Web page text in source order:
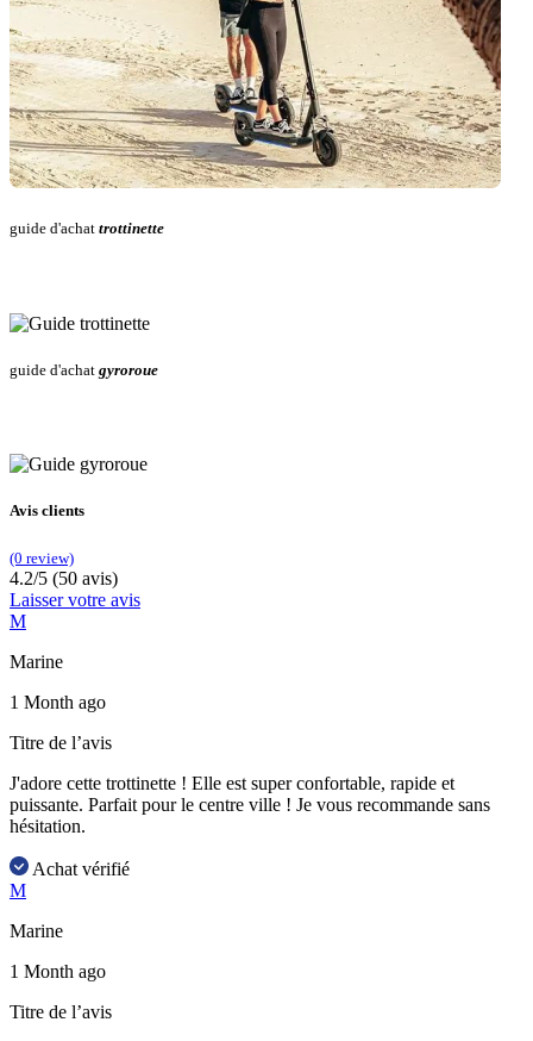
guide d'achat trottinette
guide d'achat gyroroue
Avis clients
(0 review)
4.2/5 (50 avis)
Laisser votre avis
M
Marine
1 Month ago
Titre de l’avis
J'adore cette trottinette ! Elle est super confortable, rapide et
puissante. Parfait pour le centre ville ! Je vous recommande sans
hésitation.
Achat vérifié
M
Marine
1 Month ago
Titre de l’avis